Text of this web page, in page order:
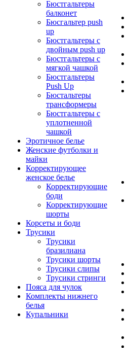
Бюстгальтеры
балконет
Бюсгальтер push
up
Бюстгальтеры с
двойным push up
Бюстгальтеры с
мягкой чашкой
Бюстгальтеры
Push Up
Бюстальтеры
трансформеры
Бюстгальтеры с
уплотненной
чашкой
Эротичное белье
Женские футболки и
майки
Корректирующее
женское белье
Корректирующие
боди
Корректирующие
шорты
Корсеты и боди
Трусики
Трусики
бразилиана
Трусики шорты
Трусики слипы
Трусики стринги
Пояса для чулок
Комплекты нижнего
белья
Купальники